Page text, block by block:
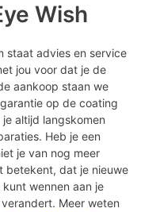
Wish
staat advies en service
jou voor dat je de
aankoop staan we
op de coating
altijd langskomen
Heb je een
je van nog meer
betekent, dat je nieuwe
wennen aan je
Meer weten